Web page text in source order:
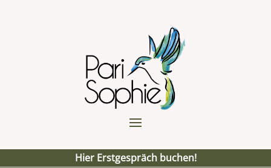
Hier Erstgespräch buchen!